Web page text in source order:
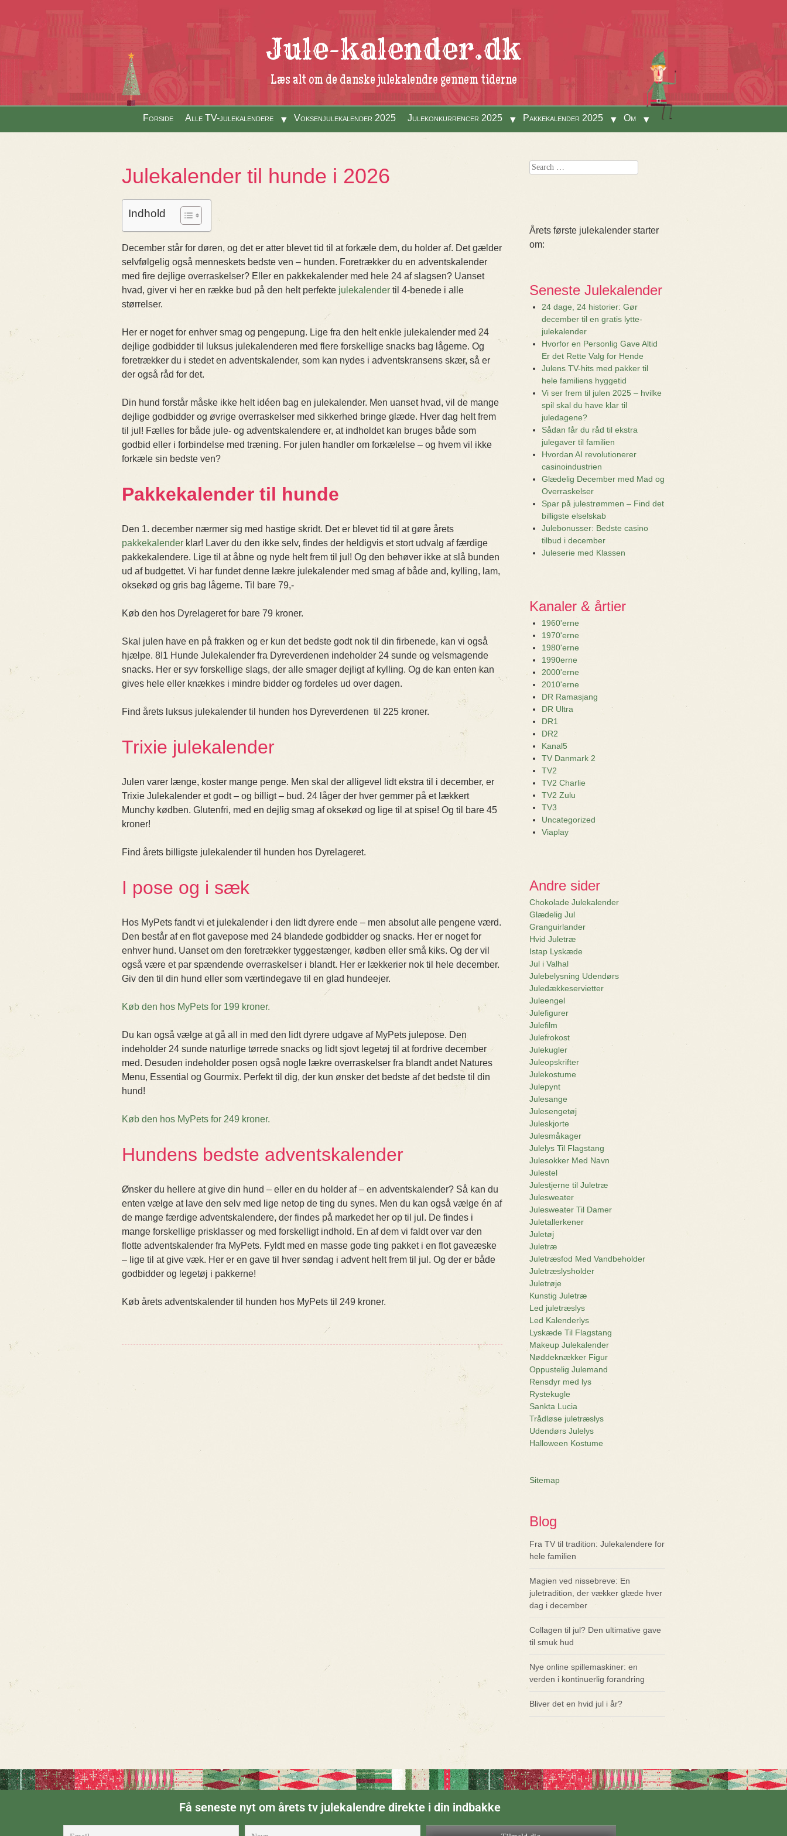
Jule-kalender.dk
Læs alt om de danske julekalendre gennem tiderne
Forside Alle TV-julekalendere Voksenjulekalender 2025 Julekonkurrencer 2025 Pakkekalender 2025 Om
Julekalender til hunde i 2026
Indhold
December står for døren, og det er atter blevet tid til at forkæle dem, du holder af. Det gælder
selvfølgelig også menneskets bedste ven – hunden. Foretrækker du en adventskalender
med fire dejlige overraskelser? Eller en pakkekalender med hele 24 af slagsen? Uanset
hvad, giver vi her en række bud på den helt perfekte julekalender til 4-benede i alle
størrelser.
Her er noget for enhver smag og pengepung. Lige fra den helt enkle julekalender med 24
dejlige godbidder til luksus julekalenderen med flere forskellige snacks bag lågerne. Og
foretrækker du i stedet en adventskalender, som kan nydes i adventskransens skær, så er
der også råd for det.
Din hund forstår måske ikke helt idéen bag en julekalender. Men uanset hvad, vil de mange
dejlige godbidder og øvrige overraskelser med sikkerhed bringe glæde. Hver dag helt frem
til jul! Fælles for både jule- og adventskalendere er, at indholdet kan bruges både som
godbid eller i forbindelse med træning. For julen handler om forkælelse – og hvem vil ikke
forkæle sin bedste ven?
Pakkekalender til hunde
Den 1. december nærmer sig med hastige skridt. Det er blevet tid til at gøre årets
pakkekalender klar! Laver du den ikke selv, findes der heldigvis et stort udvalg af færdige
pakkekalendere. Lige til at åbne og nyde helt frem til jul! Og den behøver ikke at slå bunden
ud af budgettet. Vi har fundet denne lækre julekalender med smag af både and, kylling, lam,
oksekød og gris bag lågerne. Til bare 79,-
Køb den hos Dyrelageret for bare 79 kroner.
Skal julen have en på frakken og er kun det bedste godt nok til din firbenede, kan vi også
hjælpe. 8I1 Hunde Julekalender fra Dyreverdenen indeholder 24 sunde og velsmagende
snacks. Her er syv forskellige slags, der alle smager dejligt af kylling. Og de kan enten kan
gives hele eller knækkes i mindre bidder og fordeles ud over dagen.
Find årets luksus julekalender til hunden hos Dyreverdenen til 225 kroner.
Trixie julekalender
Julen varer længe, koster mange penge. Men skal der alligevel lidt ekstra til i december, er
Trixie Julekalender et godt – og billigt – bud. 24 låger der hver gemmer på et lækkert
Munchy kødben. Glutenfri, med en dejlig smag af oksekød og lige til at spise! Og til bare 45
kroner!
Find årets billigste julekalender til hunden hos Dyrelageret.
I pose og i sæk
Hos MyPets fandt vi et julekalender i den lidt dyrere ende – men absolut alle pengene værd.
Den består af en flot gavepose med 24 blandede godbidder og snacks. Her er noget for
enhver hund. Uanset om den foretrækker tyggestænger, kødben eller små kiks. Og der vil
også være et par spændende overraskelser i blandt. Her er lækkerier nok til hele december.
Giv den til din hund eller som værtindegave til en glad hundeejer.
Køb den hos MyPets for 199 kroner.
Du kan også vælge at gå all in med den lidt dyrere udgave af MyPets julepose. Den
indeholder 24 sunde naturlige tørrede snacks og lidt sjovt legetøj til at fordrive december
med. Desuden indeholder posen også nogle lækre overraskelser fra blandt andet Natures
Menu, Essential og Gourmix. Perfekt til dig, der kun ønsker det bedste af det bedste til din
hund!
Køb den hos MyPets for 249 kroner.
Hundens bedste adventskalender
Ønsker du hellere at give din hund – eller en du holder af – en adventskalender? Så kan du
enten vælge at lave den selv med lige netop de ting du synes. Men du kan også vælge én af
de mange færdige adventskalendere, der findes på markedet her op til jul. De findes i
mange forskellige prisklasser og med forskelligt indhold. En af dem vi faldt over var den
flotte adventskalender fra MyPets. Fyldt med en masse gode ting pakket i en flot gaveæske
– lige til at give væk. Her er en gave til hver søndag i advent helt frem til jul. Og der er både
godbidder og legetøj i pakkerne!
Køb årets adventskalender til hunden hos MyPets til 249 kroner.
Search
Årets første julekalender starter
om:
Seneste Julekalender
24 dage, 24 historier: Gør
december til en gratis lytte-
julekalender
Hvorfor en Personlig Gave Altid
Er det Rette Valg for Hende
Julens TV-hits med pakker til
hele familiens hyggetid
Vi ser frem til julen 2025 – hvilke
spil skal du have klar til
juledagene?
Sådan får du råd til ekstra
julegaver til familien
Hvordan AI revolutionerer
casinoindustrien
Glædelig December med Mad og
Overraskelser
Spar på julestrømmen – Find det
billigste elselskab
Julebonusser: Bedste casino
tilbud i december
Juleserie med Klassen
Kanaler & årtier
1960'erne
1970'erne
1980'erne
1990erne
2000'erne
2010'erne
DR Ramasjang
DR Ultra
DR1
DR2
Kanal5
TV Danmark 2
TV2
TV2 Charlie
TV2 Zulu
TV3
Uncategorized
Viaplay
Andre sider
Chokolade Julekalender
Glædelig Jul
Granguirlander
Hvid Juletræ
Istap Lyskæde
Jul i Valhal
Julebelysning Udendørs
Juledækkeservietter
Juleengel
Julefigurer
Julefilm
Julefrokost
Julekugler
Juleopskrifter
Julekostume
Julepynt
Julesange
Julesengetøj
Juleskjorte
Julesmåkager
Julelys Til Flagstang
Julesokker Med Navn
Julestel
Julestjerne til Juletræ
Julesweater
Julesweater Til Damer
Juletallerkener
Juletøj
Juletræ
Juletræsfod Med Vandbeholder
Juletræslysholder
Juletrøje
Kunstig Juletræ
Led juletræslys
Led Kalenderlys
Lyskæde Til Flagstang
Makeup Julekalender
Nøddeknækker Figur
Oppustelig Julemand
Rensdyr med lys
Rystekugle
Sankta Lucia
Trådløse juletræslys
Udendørs Julelys
Halloween Kostume
Sitemap
Blog
Fra TV til tradition: Julekalendere for
hele familien
Magien ved nissebreve: En
juletradition, der vækker glæde hver
dag i december
Collagen til jul? Den ultimative gave
til smuk hud
Nye online spillemaskiner: en
verden i kontinuerlig forandring
Bliver det en hvid jul i år?
Få seneste nyt om årets tv julekalendre direkte i din indbakke